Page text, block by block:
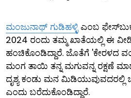
ಮಂಜುನಾಥ್ ಗುಡಿಹಳ್ಳಿ ಎಂಬ
2024 ರಂದು ತಮ್ಮ ಖಾತೆಯಲ್ಲಿ ಈ
ಹಂಚಿಕೊಂಡಿದ್ದಾರೆ. ಜೊತೆಗೆ 'ಕೇರಳದ
ಮಂಗ ತಾಯಿ ತನ್ನ ಮಗುವನ್ನ ರಕ್ಷಣೆ
ದೃಶ್ಯ ಕಂಡು ಮನ ಮಿಡಿಯುವುವದರಲ್ಲಿ
ಎಂದು ಬರೆದುಕೊಂಡಿದ್ದಾರೆ.